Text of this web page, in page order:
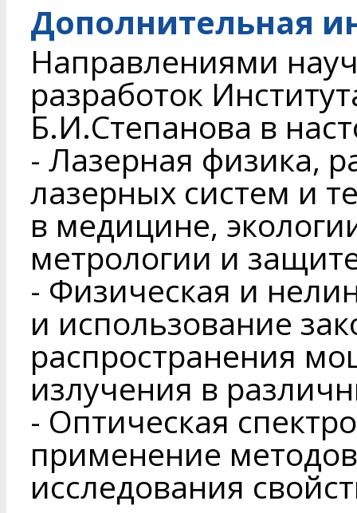
Дополнительная
Направлениями
разработок
Б.И.Степанова в
- Лазерная физика,
лазерных систем и
в медицине,
метрологии и
- Физическая и
и использование
распространения
излучения в
- Оптическая
применение
исследования